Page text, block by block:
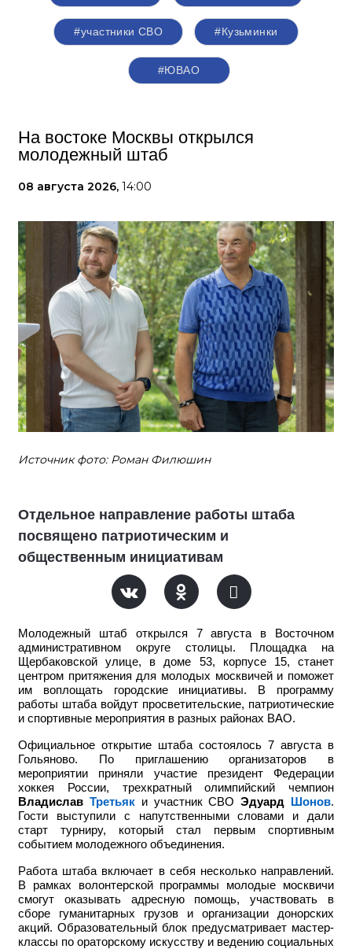
#участники СВО #Кузьминки
#ЮВАО
На востоке Москвы открылся
молодежный штаб
08 августа 2026, 14:00
Источник фото: Роман Филюшин
Отдельное направление работы штаба
посвящено патриотическим и
общественным инициативам
Молодежный штаб открылся 7 августа в Восточном
административном округе столицы. Площадка на
Щербаковской улице, в доме 53, корпусе 15, станет
центром притяжения для молодых москвичей и поможет
им воплощать городские инициативы. В программу
работы штаба войдут просветительские, патриотические
и спортивные мероприятия в разных районах ВАО.
Официальное открытие штаба состоялось 7 августа в
Гольяново. По приглашению организаторов в
мероприятии приняли участие
президент Федерации
хоккея России, трехкратный олимпийский чемпион
Владислав Третьяки участник СВО Эдуард Шонов.
Гости выступили с напутственными словами и дали
старт турниру, который стал первым спортивным
событием молодежного объединения.
Работа штаба включает в себя несколько направлений.
В рамках волонтерской программы молодые москвичи
смогут оказывать адресную помощь, участвовать в
сборе гуманитарных грузов и организации донорских
акций. Образовательный блок предусматривает мастер-
классы по ораторскому искусству и ведению социальных